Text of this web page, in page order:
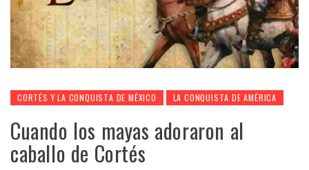
CORTÉS Y LA CONQUISTA DE MÉXICO LA CONQUISTA DE AMÉRICA
Cuando los mayas adoraron al
caballo de Cortés